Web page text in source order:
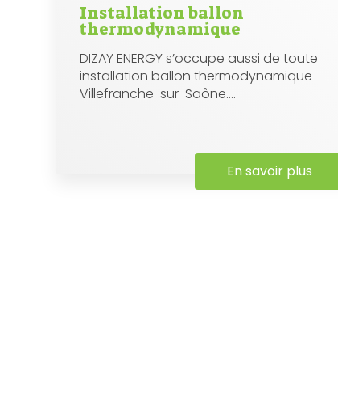
Installation ballon
thermodynamique
DIZAY ENERGY s’occupe aussi de toute
installation ballon thermodynamique
Villefranche-sur-Saône....
En savoir plus